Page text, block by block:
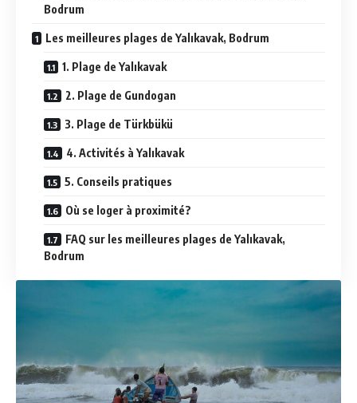
Bodrum
Les meilleures plages de Yalıkavak, Bodrum
1. Plage de Yalıkavak
2. Plage de Gundogan
3. Plage de Türkbükü
4. Activités à Yalıkavak
5. Conseils pratiques
Où se loger à proximité?
FAQ sur les meilleures plages de Yalıkavak,
Bodrum